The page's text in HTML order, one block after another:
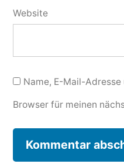
Website
Name, E-Mail-
Browser für meinen